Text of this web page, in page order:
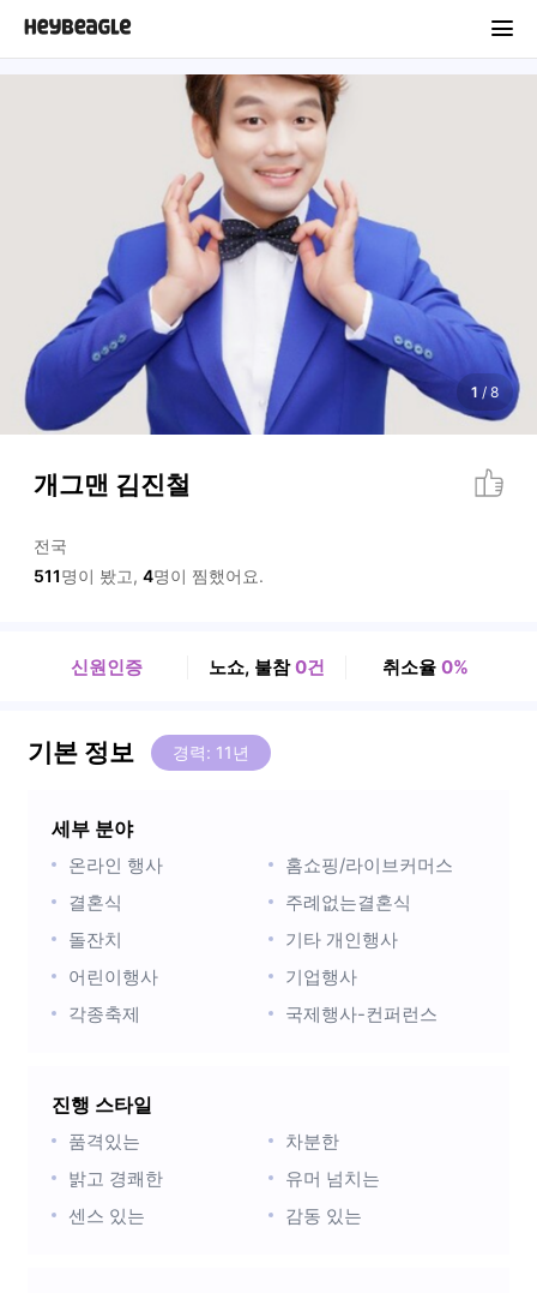
1 / 8
개그맨 김진철
전국
511명이 봤고, 4명이 찜했어요.
신원인증 노쇼, 불참0건 취소율0%
기본 정보 경력: 11년
세부 분야
온라인 행사
홈쇼핑/라이브커머스
결혼식
주례없는결혼식
돌잔치
기타 개인행사
어린이행사
기업행사
각종축제
국제행사-컨퍼런스
진행 스타일
품격있는
차분한
밝고 경쾌한
유머 넘치는
센스 있는
감동 있는